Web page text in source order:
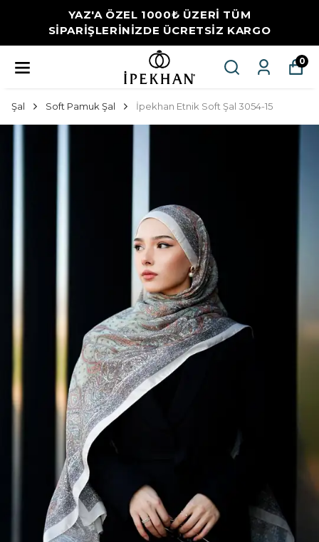
YAZ'A ÖZEL 1000₺ ÜZERİ TÜM
SİPARİŞLERİNİZDE ÜCRETSİZ KARGO
0
Şal Soft Pamuk Şal İpekhan Etnik Soft Şal 3054-15